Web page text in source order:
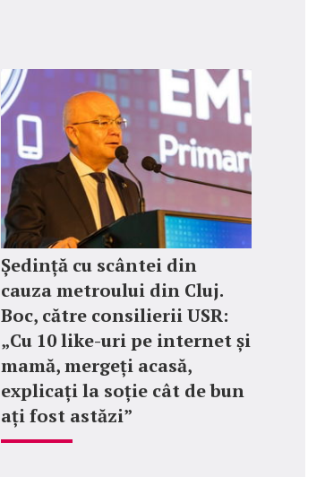
Ședință cu scântei din
cauza metroului din Cluj.
Boc, către consilierii USR:
„Cu 10 like-uri pe internet și
mamă, mergeți acasă,
explicați la soție cât de bun
ați fost astăzi”